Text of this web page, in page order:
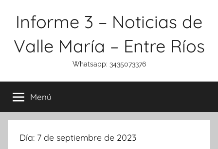
Informe 3 – Noticias de
Valle María – Entre Ríos
Whatsapp: 3435073376
Menú
Día: 7 de septiembre de 2023